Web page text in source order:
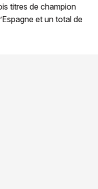
titres de champion
et un total de